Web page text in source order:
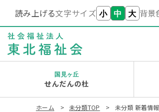
読み上げる文字サイズ 小 中 大 背景
国見ヶ丘
せんだんの杜
ホーム 未分類TOP 未分類 新着情報